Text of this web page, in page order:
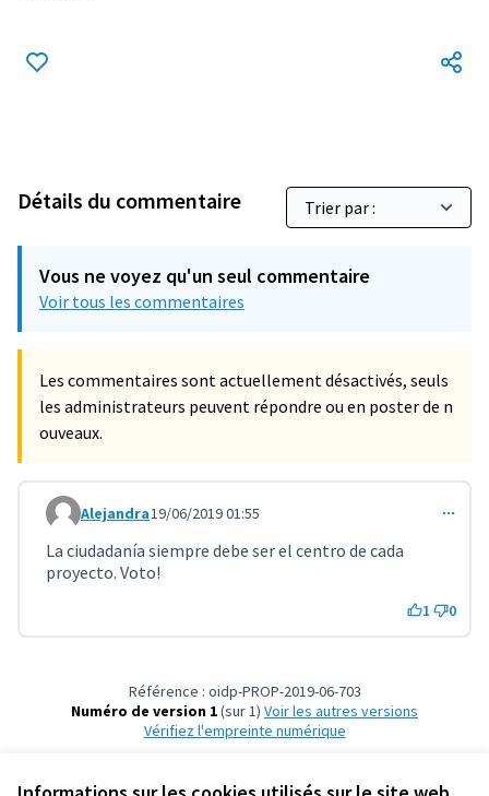
Détails du commentaire
Vous ne voyez qu'un seul commentaire
Voir tous les commentaires
Les commentaires sont actuellement désactivés, seuls
les administrateurs peuvent répondre ou en poster de n
ouveaux.
Commentaire 754
Alejandra19/06/2019 01:55
La ciudadanía siempre debe ser el centro de cada
proyecto. Voto!
1 0
Référence : oidp-PROP-2019-06-703
Numéro de version 1(sur 1)
voir les autres versions
Vérifiez l'empreinte numérique